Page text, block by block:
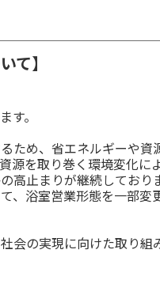
て】
す。
ため、省エネルギーや資
源を取り巻く環境変化に
高止まりが継続しており
、浴室営業形態を一部変
会の実現に向けた取り組